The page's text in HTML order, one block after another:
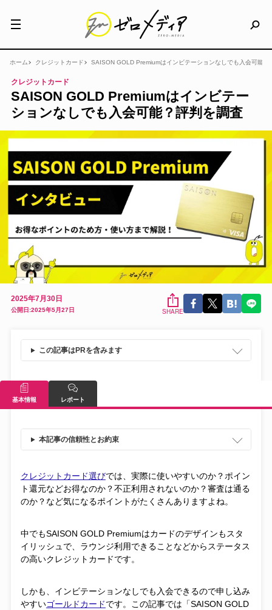
ホーム クレジットカード SAISON GOLD Premiumはインビテーションなしでも入会可能？
クレジットカード
SAISON GOLD Premiumはインビテー
ションなしでも入会可能？評判を調査
2025年7月30日
公開日:2025年5月27日 SHARE
この記事はPRを含みます
基本情報 レポート
本記事の信頼性とお約束
クレジットカード選びでは、実際に使いやすいのか？ポイン
ト還元などお得なのか？不正利用されないのか？審査は通る
のか？など気になるポイントがたくさんありますよね。
中でもSAISON GOLD Premiumはカードのデザインもスタ
イリッシュで、ラウンジ利用できることなどからステータス
の高いクレジットカードです。
しかも、インビテーションなしでも入会できるので申し込み
やすいゴールドカードです。この記事では「SAISON GOLD